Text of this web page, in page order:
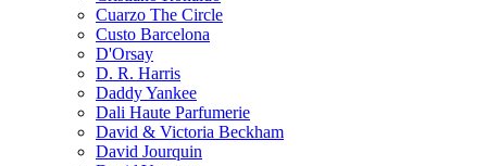
Cuarzo The Circle
Custo Barcelona
D'Orsay
D. R. Harris
Daddy Yankee
Dali Haute Parfumerie
David & Victoria Beckham
David Jourquin